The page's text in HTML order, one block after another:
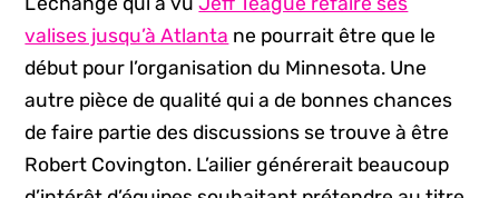
valises jusqu’à Atlanta ne pourrait être que le
début pour l’organisation du Minnesota. Une
autre pièce de qualité qui a de bonnes chances
de faire partie des discussions se trouve à être
Robert Covington. L’ailier générerait beaucoup